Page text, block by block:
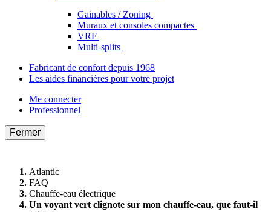
Gainables / Zoning
Muraux et consoles compactes
VRF
Multi-splits
Fabricant de confort depuis 1968
Les aides financières pour votre projet
Me connecter
Professionnel
Fermer
Atlantic
FAQ
Chauffe-eau électrique
Un voyant vert clignote sur mon chauffe-eau, que faut-il